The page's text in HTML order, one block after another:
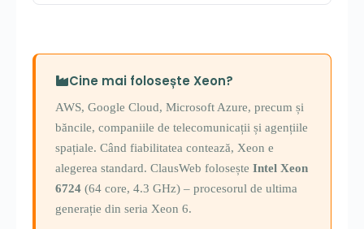
Cine mai folosește Xeon?
AWS, Google Cloud, Microsoft Azure, precum și
băncile, companiile de telecomunicații și agențiile
spațiale. Când fiabilitatea contează, Xeon e
alegerea standard. ClausWeb folosește Intel Xeon
6724 (64 core, 4.3 GHz) – procesorul de ultima
generație din seria Xeon 6.